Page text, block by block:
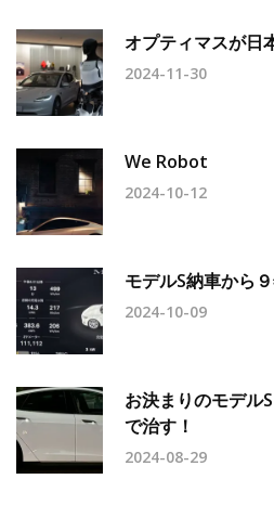
オプティマスが日
2024-11-30
We Robot
2024-10-12
モデルS納車から
2024-10-09
お決まりのモデル
で治す！
2024-08-29